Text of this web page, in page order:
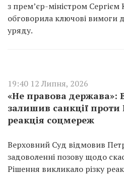
з прем’єр-міністром
обговорила ключові вимоги
уряду.
19:40 12 Липня, 2026
«Не правова держава»:
залишив санкції
реакція соцмереж
Верховний Суд відмовив
задоволенні позову щодо
Рішення викликало різку